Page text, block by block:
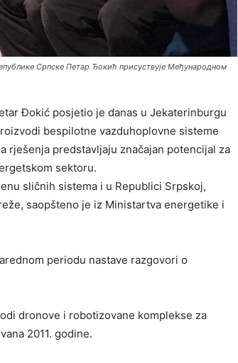
Српске Петар Ђокић присуствује Међународном
Đokić posjetio je danas u Jekaterinburgu
bespilotne vazduhoplovne sisteme
rješenja predstavljaju značajan potencijal za
sektoru.
sličnih sistema i u Republici Srpskoj,
saopšteno je iz Ministartva energetike i
periodu nastave razgovori o
dronove i robotizovane komplekse za
2011. godine.